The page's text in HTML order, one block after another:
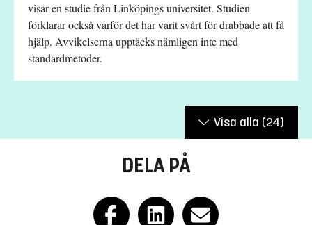
visar en studie från Linköpings universitet. Studien
förklarar också varför det har varit svårt för drabbade att få
hjälp. Avvikelserna upptäcks nämligen inte med
standardmetoder.
Visa alla (24)
DELA PÅ